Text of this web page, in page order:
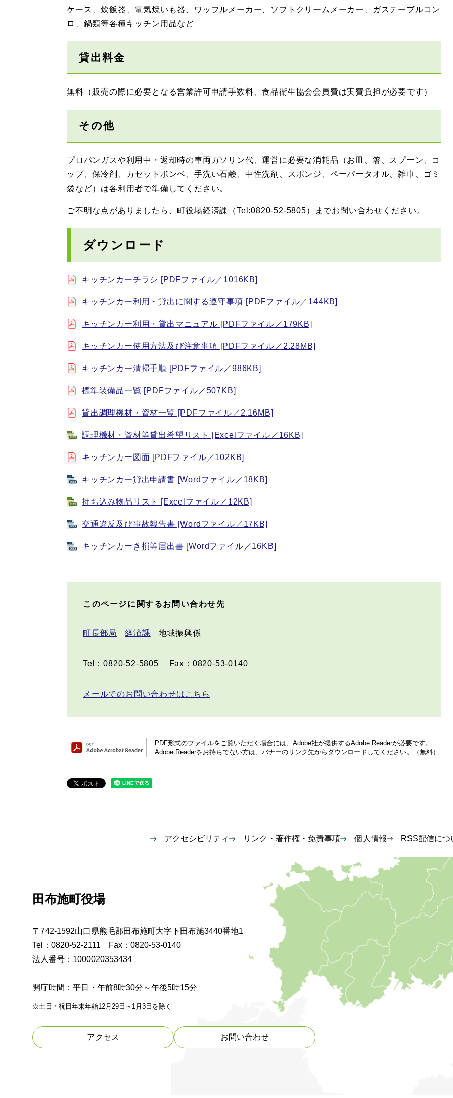
ケース、炊飯器、電気焼いも器、ワッフルメーカー、ソフトクリームメーカー、ガステーブルコン
ロ、鍋類等各種キッチン用品など
貸出料金
無料（販売の際に必要となる営業許可申請手数料、食品衛生協会会員費は実費負担が必要です）
その他
プロパンガスや利用中・返却時の車両ガソリン代、運営に必要な消耗品（お皿、箸、スプーン、コ
ップ、保冷剤、カセットボンベ、手洗い石鹸、中性洗剤、スポンジ、ペーパータオル、雑巾、ゴミ
袋など）は各利用者で準備してください。
ご不明な点がありましたら、町役場経済課（Tel:0820-52-5805）までお問い合わせください。
ダウンロード
キッチンカーチラシ [PDFファイル／1016KB]
キッチンカー利用・貸出に関する遵守事項 [PDFファイル／144KB]
キッチンカー利用・貸出マニュアル [PDFファイル／179KB]
キッチンカー使用方法及び注意事項 [PDFファイル／2.28MB]
キッチンカー清掃手順 [PDFファイル／986KB]
標準装備品一覧 [PDFファイル／507KB]
貸出調理機材・資材一覧 [PDFファイル／2.16MB]
調理機材・資材等貸出希望リスト [Excelファイル／16KB]
キッチンカー図面 [PDFファイル／102KB]
キッチンカー貸出申請書 [Wordファイル／18KB]
持ち込み物品リスト [Excelファイル／12KB]
交通違反及び事故報告書 [Wordファイル／17KB]
キッチンカーき損等届出書 [Wordファイル／16KB]
このページに関するお問い合わせ先
町長部局 経済課 地域振興係
Tel：0820-52-5805 Fax：0820-53-0140
メールでのお問い合わせはこちら
PDF形式のファイルをご覧いただく場合には、Adobe社が提供するAdobe Readerが必要です。
Adobe Readerをお持ちでない方は、バナーのリンク先からダウンロードしてください。（無料）
アクセシビリティ リンク・著作権・免責事項 個人情報 RSS配信につ
田布施町役場
〒742-1592山口県熊毛郡田布施町大字下田布施3440番地1
Tel：0820-52-2111 Fax：0820-53-0140
法人番号：1000020353434
開庁時間：平日・午前8時30分～午後5時15分
※土日・祝日年末年始12月29日～1月3日を除く
アクセス お問い合わせ